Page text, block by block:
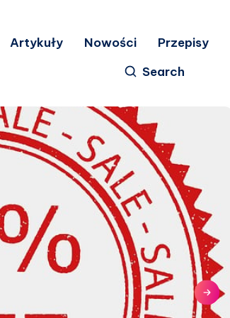
Artykuły Nowości Przepisy
Search